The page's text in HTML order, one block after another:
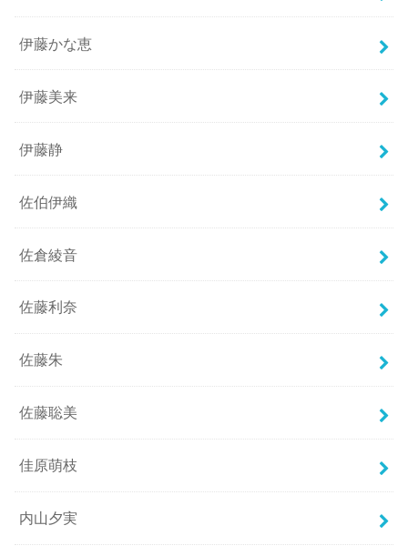
伊藤かな恵
伊藤美来
伊藤静
佐伯伊織
佐倉綾音
佐藤利奈
佐藤朱
佐藤聡美
佳原萌枝
内山夕実